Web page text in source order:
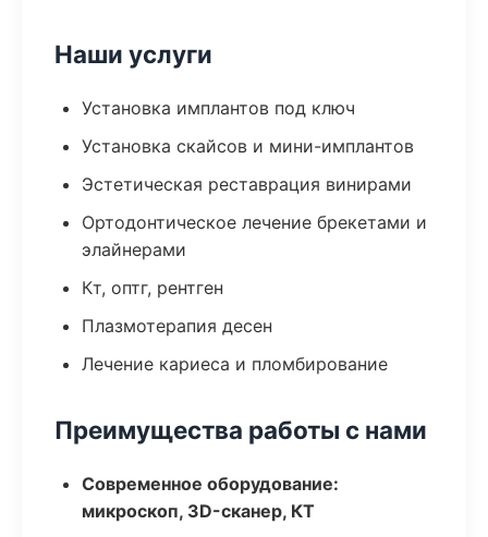
Наши услуги
Установка имплантов под ключ
Установка скайсов и мини-имплантов
Эстетическая реставрация винирами
Ортодонтическое лечение брекетами и
элайнерами
Кт, оптг, рентген
Плазмотерапия десен
Лечение кариеса и пломбирование
Преимущества работы с нами
Современное оборудование:
микроскоп, 3D-сканер, КТ